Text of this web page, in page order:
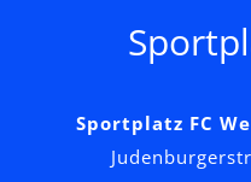
Sportplatz FC